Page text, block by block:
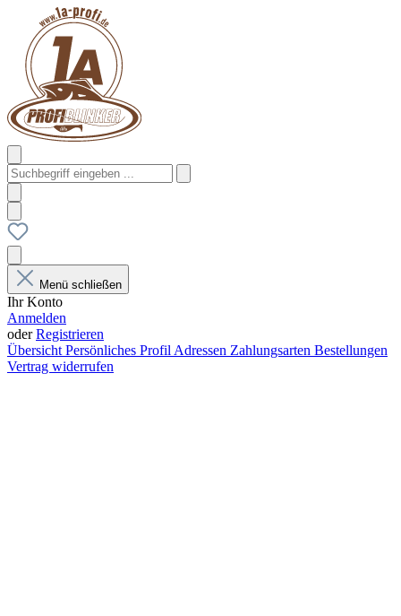
Menü schließen
Ihr Konto
Anmelden
oderRegistrieren
Übersicht Persönliches Profil Adressen Zahlungsarten Bestellungen
Vertrag widerrufen